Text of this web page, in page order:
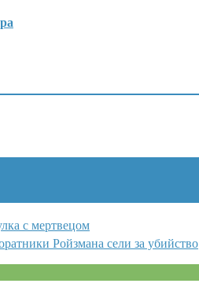
с мертвецом
Ройзмана сели за убийство